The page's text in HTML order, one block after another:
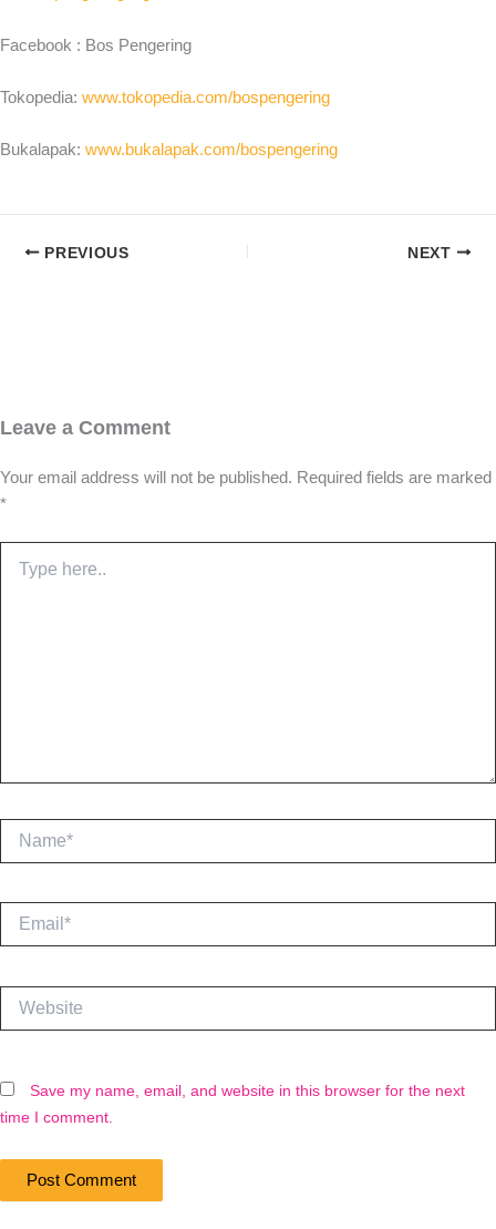
Facebook : Bos Pengering
Tokopedia: www.tokopedia.com/bospengering
Bukalapak: www.bukalapak.com/bospengering
PREVIOUS NEXT
Leave a Comment
Your email address will not be published. Required fields are marked
*
here..
Email*
Save my name, email, and website in this browser for the next
time I comment.